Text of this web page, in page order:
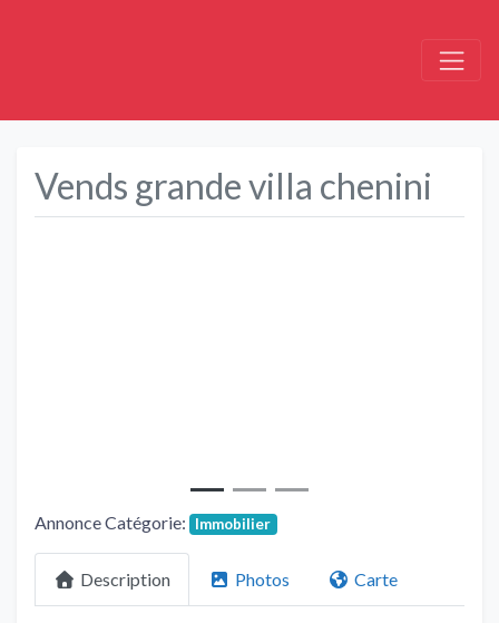
Vends grande villa chenini
Annonce Catégorie: Immobilier
Description Photos Carte